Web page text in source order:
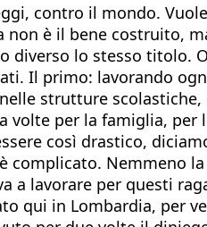
contro il mondo.
è il bene costruito,
diverso lo stesso titolo.
Il primo: lavorando
strutture
volte per la famiglia,
così drastico,
Nemmeno
lavorare per questi
qui in Lombardia, per